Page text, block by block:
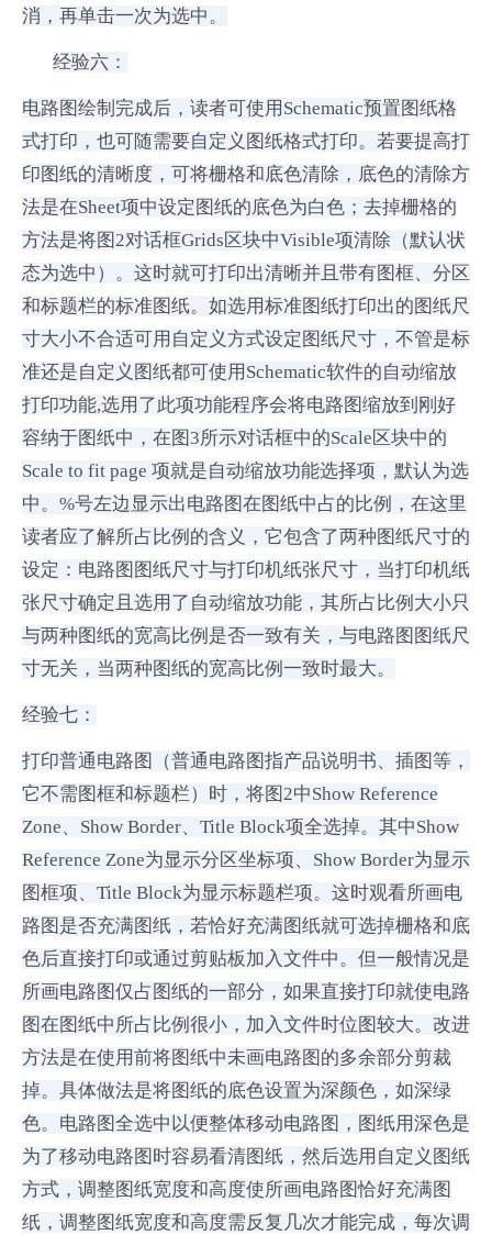
消，再单击一次为选中。
经验六：
电路图绘制完成后，读者可使用Schematic预置图纸格
式打印，也可随需要自定义图纸格式打印。若要提高打
印图纸的清晰度，可将栅格和底色清除，底色的清除方
法是在Sheet项中设定图纸的底色为白色；去掉栅格的
方法是将图2对话框Grids区块中Visible项清除（默认状
态为选中）。这时就可打印出清晰并且带有图框、分区
和标题栏的标准图纸。如选用标准图纸打印出的图纸尺
寸大小不合适可用自定义方式设定图纸尺寸，不管是标
准还是自定义图纸都可使用Schematic软件的自动缩放
打印功能,选用了此项功能程序会将电路图缩放到刚好
容纳于图纸中，在图3所示对话框中的Scale区块中的
Scale to fit page 项就是自动缩放功能选择项，默认为选
中。%号左边显示出电路图在图纸中占的比例，在这里
读者应了解所占比例的含义，它包含了两种图纸尺寸的
设定：电路图图纸尺寸与打印机纸张尺寸，当打印机纸
张尺寸确定且选用了自动缩放功能，其所占比例大小只
与两种图纸的宽高比例是否一致有关，与电路图图纸尺
寸无关，当两种图纸的宽高比例一致时最大。
经验七：
打印普通电路图（普通电路图指产品说明书、插图等，
它不需图框和标题栏）时，将图2中Show Reference
Zone、Show Border、Title Block项全选掉。其中Show
Reference Zone为显示分区坐标项、Show Border为显示
图框项、Title Block为显示标题栏项。这时观看所画电
路图是否充满图纸，若恰好充满图纸就可选掉栅格和底
色后直接打印或通过剪贴板加入文件中。但一般情况是
所画电路图仅占图纸的一部分，如果直接打印就使电路
图在图纸中所占比例很小，加入文件时位图较大。改进
方法是在使用前将图纸中未画电路图的多余部分剪裁
掉。具体做法是将图纸的底色设置为深颜色，如深绿
色。电路图全选中以便整体移动电路图，图纸用深色是
为了移动电路图时容易看清图纸，然后选用自定义图纸
方式，调整图纸宽度和高度使所画电路图恰好充满图
纸，调整图纸宽度和高度需反复几次才能完成，每次调